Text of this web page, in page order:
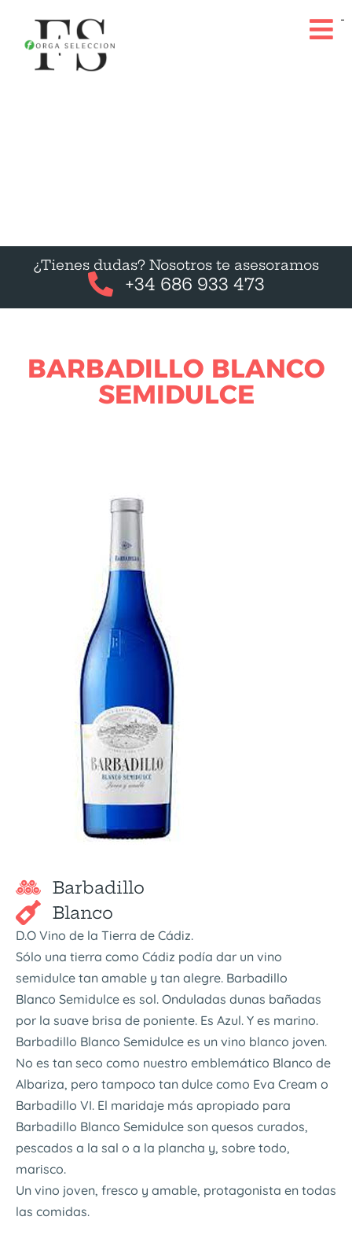
¿Tienes dudas? Nosotros te asesoramos
+34 686 933 473
BARBADILLO BLANCO
SEMIDULCE
Barbadillo
Blanco
D.O Vino de la Tierra de Cádiz.
Sólo una tierra como Cádiz podía dar un vino
semidulce tan amable y tan alegre. Barbadillo
Blanco Semidulce es sol. Onduladas dunas bañadas
por la suave brisa de poniente. Es Azul. Y es marino.
Barbadillo Blanco Semidulce es un vino blanco joven.
No es tan seco como nuestro emblemático Blanco de
Albariza, pero tampoco tan dulce como Eva Cream o
Barbadillo VI. El maridaje más apropiado para
Barbadillo Blanco Semidulce son quesos curados,
pescados a la sal o a la plancha y, sobre todo,
marisco.
Un vino joven, fresco y amable, protagonista en todas
las comidas.